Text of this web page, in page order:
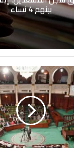
بينهم 4 نساء